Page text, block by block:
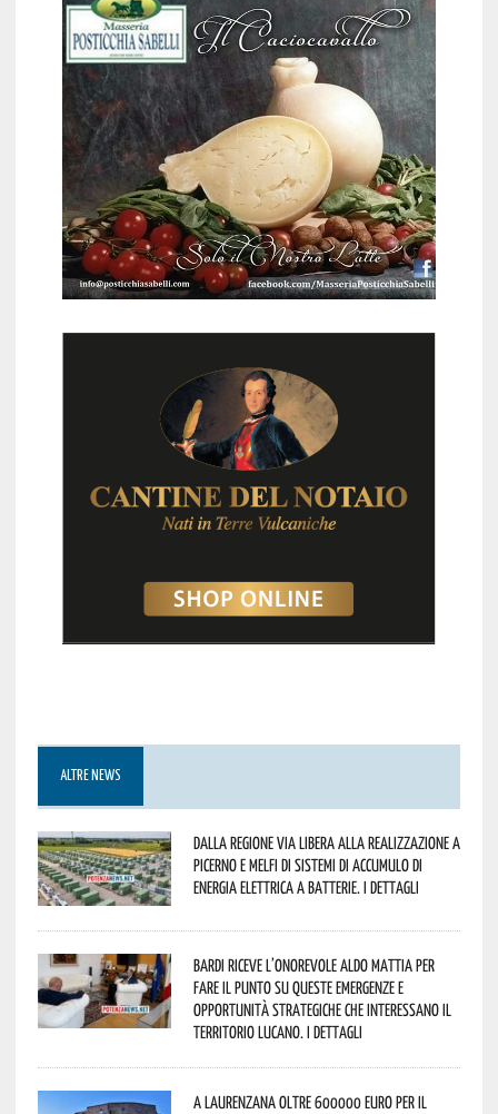
ALTRE NEWS
Dalla Regione via libera alla realizzazione a
Picerno e Melfi di sistemi di accumulo di
energia elettrica a batterie. I dettagli
Bardi riceve l’onorevole Aldo Mattia per
fare il punto su queste emergenze e
opportunità strategiche che interessano il
territorio lucano. I dettagli
A Laurenzana oltre 600000 euro per il